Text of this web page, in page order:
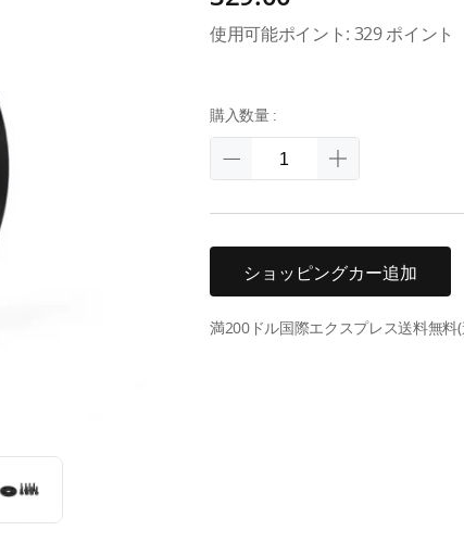
使用可能ポイント: 329ポイント
購入数量 :
ショッピングカー追加
満200ドル国際エクスプレス送料無